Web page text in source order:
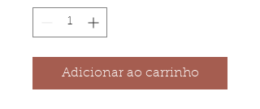
Adicionar ao carrinho